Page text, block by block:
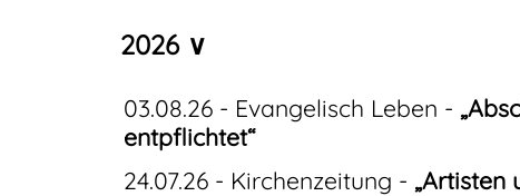
2026 ∨
03.08.26 - Evangelisch Leben -
entpflichtet“
24.07.26 - Kirchenzeitung - „Artisten